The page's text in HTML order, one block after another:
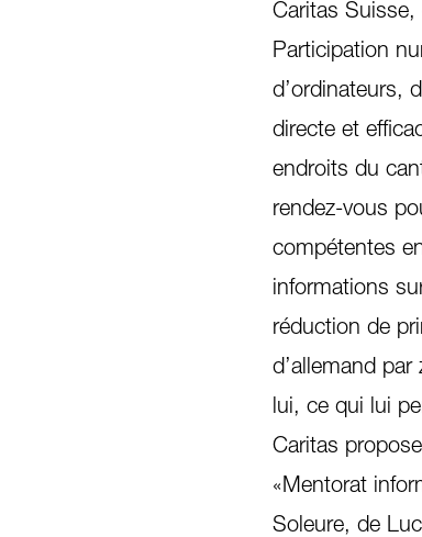
Caritas
Participation
d’ordinateurs,
directe et
endroits du
rendez-vous
compétentes
informations
réduction de
d’allemand
lui, ce qui lui
Caritas
«Mentorat
Soleure, de